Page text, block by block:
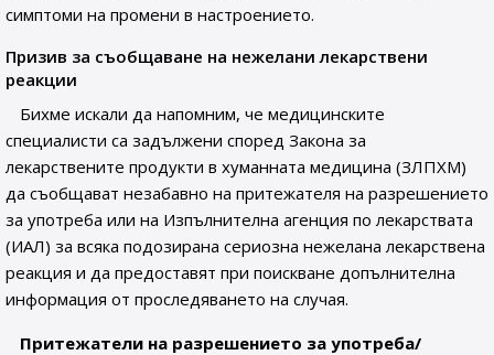
симптоми на промени в настроението.
Призив за съобщаване на нежелани лекарствени
реакции
Бихме искали да напомним, че медицинските
специалисти са задължени според Закона за
лекарствените продукти в хуманната медицина (ЗЛПХМ)
да съобщават незабавно на притежателя на разрешението
за употреба или на Изпълнителна агенция по лекарствата
(ИАЛ) за всяка подозирана сериозна нежелана лекарствена
реакция и да предоставят при поискване допълнителна
информация от проследяването на случая.
Притежатели на разрешението за употреба/